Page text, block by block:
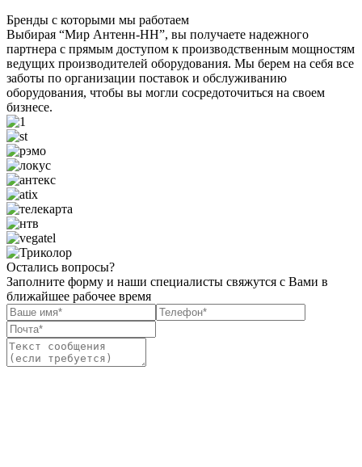
Бренды с которыми мы работаем
Выбирая “Мир Антенн-НН”, вы получаете надежного
партнера с прямым доступом к производственным мощностям
ведущих производителей оборудования. Мы берем на себя все
заботы по организации поставок и обслуживанию
оборудования, чтобы вы могли сосредоточиться на своем
бизнесе.
Остались вопросы?
Заполните форму и наши специалисты свяжутся с Вами в
ближайшее рабочее время